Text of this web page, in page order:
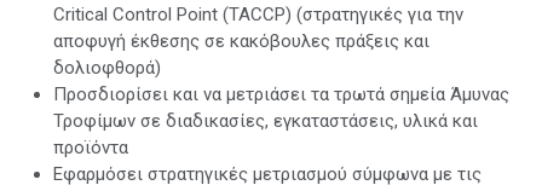
Critical Control Point (TACCP) (στρατηγικές για την
αποφυγή έκθεσης σε κακόβουλες πράξεις και
δολιοφθορά)
Προσδιορίσει και να μετριάσει τα τρωτά σημεία Άμυνας
Τροφίμων σε διαδικασίες, εγκαταστάσεις, υλικά και
προϊόντα
Εφαρμόσει στρατηγικές μετριασμού σύμφωνα με τις